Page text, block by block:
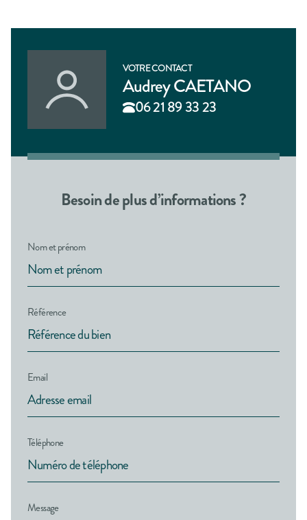
VOTRE CONTACT
Audrey CAETANO
06 21 89 33 23
Besoin de plus d’informations ?
Nom et prénom
Référence
Email
Téléphone
Message